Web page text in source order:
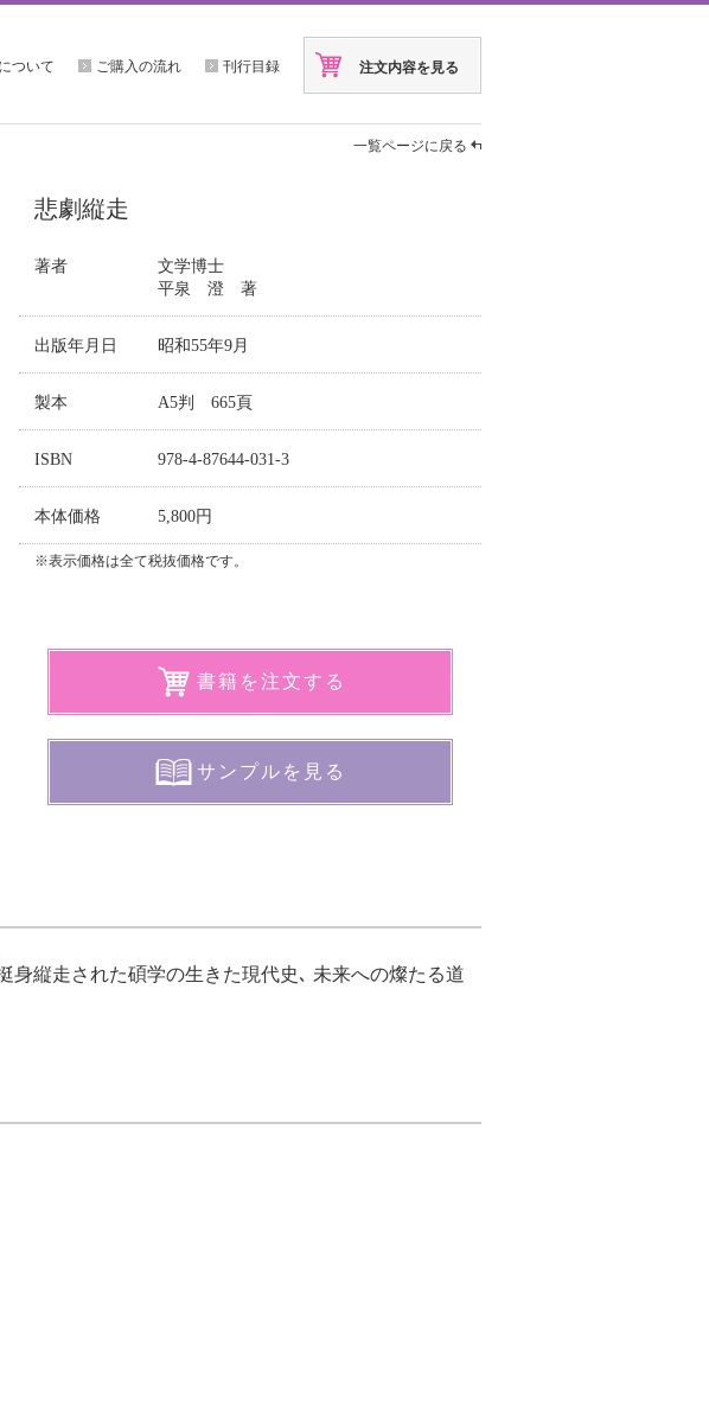
ついて ご購入の流れ 刊行目録 注文内容を見る
一覧ページに戻る
悲劇縦走
著者
文学博士
平泉 澄 著
出版年月日 昭和55年9月
製本 A5判 665頁
ISBN 978-4-87644-031-3
本体価格 5,800円
※表示価格は全て税抜価格です。
書籍を注文する
サンプルを見る
縦走された碩学の生きた現代史､ 未来への燦たる道